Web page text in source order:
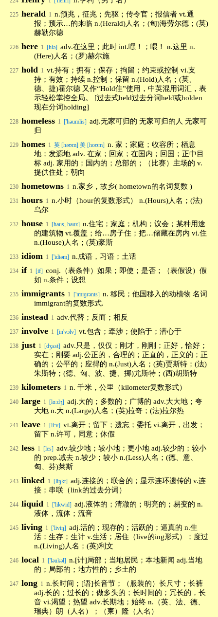
225 herald 1 n.预兆，征兆；先驱；传令官；报信者 vt.通
报；预示…的来临 n.(Herald)人名；(匈)海劳尔德；(英)
赫勒尔德
226 here 1 [hiə] adv.在这里；此时 int.嘿！；喂！ n.这里 n.
(Here)人名；(罗)赫尔施
227 hold 1 vt.持有；拥有；保存；拘留；约束或控制 vi.支
持；有效；持续 n.控制；保留 n.(Hold)人名；(英、
德、捷)霍尔德 又作“Hold住”使用，中英混用词汇，表
示轻松掌控全局。 [过去式held过去分词held或holden
现在分词holding]
228 homeless 1 ['həumlis] adj.无家可归的 无家可归的人 无家可
归
229 homes 1 英 [həʊm] 美 [hoʊm] n. 家；家庭；收容所；栖息
地；发源地 adv. 在家；回家；在国内；回国；正中目
标 adj. 家用的；国内的；总部的；（比赛）主场的 v.
提供住处；朝向
230 hometowns 1 n.家乡，故乡( hometown的名词复数 )
231 hours 1 n.小时（hour的复数形式） n.(Hours)人名；(法)
乌尔
232 house 1 [haus, hauz] n.住宅；家庭；机构；议会；某种用途
的建筑物 vt.覆盖；给…房子住；把…储藏在房内 vi.住
n.(House)人名；(英)豪斯
233 idiom 1 ['idiəm] n.成语，习语；土话
234 if 1 [if] conj.（表条件）如果；即使；是否；（表假设）假
如 n.条件；设想
235 immigrants 1 ['ɪmɪɡrənts] n. 移民；他国移入的动植物 名词
immigrant的复数形式.
236 instead 1 adv.代替；反而；相反
237 involve 1 [in'vɔlv] vt.包含；牵涉；使陷于；潜心于
238 just 1 [dʒʌst] adv.只是，仅仅；刚才，刚刚；正好，恰好；
实在；刚要 adj.公正的，合理的；正直的，正义的；正
确的；公平的；应得的 n.(Just)人名；(英)贾斯特；(法)
朱斯特；(德、匈、波、捷、挪)尤斯特；(西)胡斯特
239 kilometers 1 n. 千米，公里（kilometer复数形式）
240 large 1 [lɑ:dʒ] adj.大的；多数的；广博的 adv.大大地；夸
大地 n.大 n.(Large)人名；(英)拉奇；(法)拉尔热
241 leave 1 [li:v] vt.离开；留下；遗忘；委托 vi.离开，出发；
留下 n.许可，同意；休假
242 less 1 [les] adv.较少地；较小地；更小地 adj.较少的；较小
的 prep.减去 n.较少；较小 n.(Less)人名；(德、意、
匈、芬)莱斯
243 linked 1 [liŋkt] adj.连接的；联合的；显示连环遗传的 v.连
接；串联（link的过去分词）
244 liquid 1 ['likwid] adj.液体的；清澈的；明亮的；易变的 n.
液体，流体；流音
245 living 1 ['liviŋ] adj.活的；现存的；活跃的；逼真的 n.生
活；生存；生计 v.生活；居住（live的ing形式）；度过
n.(Living)人名；(英)利文
246 local 1 ['ləukəl] n.[计]局部；当地居民；本地新闻 adj.当地
的；局部的；地方性的；乡土的
247 long 1 n.长时间；[语]长音节；（服装的）长尺寸；长裤
adj.长的；过长的；做多头的；长时间的；冗长的，长
音 vi.渴望；热望 adv.长期地；始终 n.（英、法、德、
瑞典）朗（人名）；（柬）隆（人名）